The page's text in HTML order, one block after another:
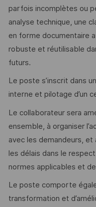
parfois incomplètes ou
analyse technique, une
en forme documentaire
robuste et réutilisable
futurs.
Le poste s’inscrit dans
interne et pilotage d’un
Le collaborateur sera
ensemble, à organiser
avec les demandeurs,
les délais dans le
normes applicables et
Le poste comporte
transformation et